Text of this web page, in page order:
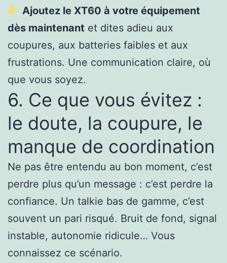
Ajoutez le XT60 à votre équipement
dès maintenant et dites adieu aux
coupures, aux batteries faibles et aux
frustrations. Une communication claire, où
que vous soyez.
6. Ce que vous évitez :
le doute, la coupure, le
manque de coordination
Ne pas être entendu au bon moment, c’est
perdre plus qu’un message : c’est perdre la
confiance. Un talkie bas de gamme, c’est
souvent un pari risqué. Bruit de fond, signal
instable, autonomie ridicule… Vous
connaissez ce scénario.